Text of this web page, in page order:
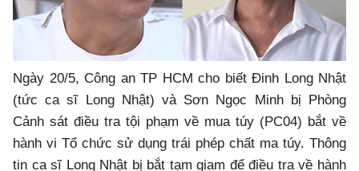
Ngày 20/5, Công an TP HCM cho biết Đinh Long Nhật
(tức ca sĩ Long Nhật) và Sơn Ngọc Minh bị Phòng
Cảnh sát điều tra tội phạm về mua túy (PC04) bắt về
hành vi Tổ chức sử dụng trái phép chất ma túy. Thông
tin ca sĩ Long Nhật bị bắt tạm giam để điều tra về hành